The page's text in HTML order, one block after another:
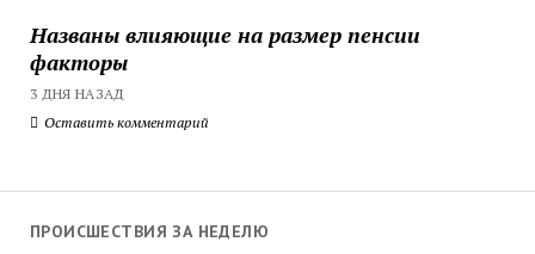
Названы влияющие на размер пенсии
факторы
3 ДНЯ НАЗАД
Оставить комментарий
ПРОИСШЕСТВИЯ ЗА НЕДЕЛЮ